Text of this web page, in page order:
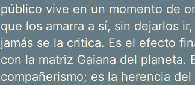
público vive en un momento de
que los amarra a sí, sin dejarlos
jamás se la critica. Es el efecto
con la matriz Gaiana del planeta.
compañerismo; es la herencia